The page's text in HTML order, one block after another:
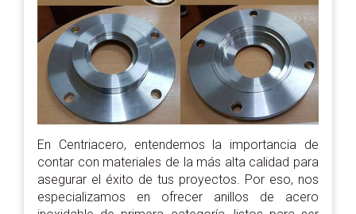
En Centriacero, entendemos la importancia de
contar con materiales de la más alta calidad para
asegurar el éxito de tus proyectos. Por eso, nos
especializamos en ofrecer anillos de acero